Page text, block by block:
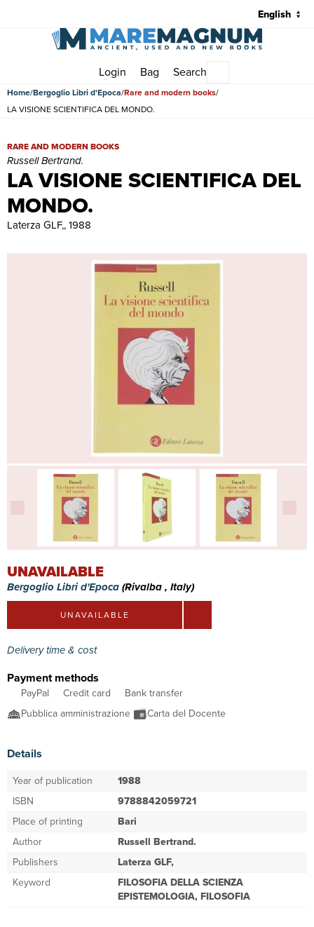
Login Bag Search
Home Bergoglio Libri d'Epoca Rare and modern books
LA VISIONE SCIENTIFICA DEL MONDO.
LA VISIONE SCIENTIFICA DEL
MONDO.
LA VISIONE SCIENTIFICA DEL MONDO. | Rare and modern
RARE AND MODERN BOOKS
Russell Bertrand.
Laterza GLF,, 1988
UNAVAILABLE
Bergoglio Libri d'Epoca(Rivalba , Italy)
UNAVAILABLE
Delivery time & cost
Payment methods
PayPal Credit card
Bank transfer
Pubblica amministrazione
Carta del Docente
Details
Year of publication
1988
ISBN
9788842059721
Place of printing
Bari
Author
Russell Bertrand.
Publishers
Laterza GLF,
Keyword
FILOSOFIA DELLA SCIENZA
EPISTEMOLOGIA, FILOSOFIA